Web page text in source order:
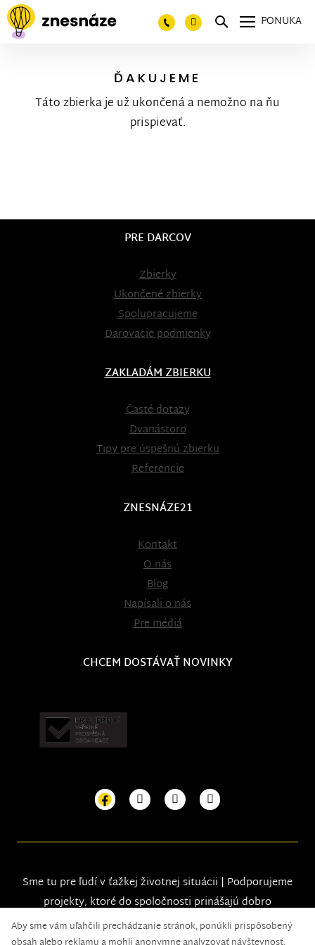
PONUKA
ĎAKUJEME
Táto zbierka je už ukončená a nemožno na ňu
prispievať.
PRE DARCOV
Zbierky
Ukončené zbierky
Spolupracujeme
Darovacie podmienky
ZAKLADÁM ZBIERKU
Časté dotazy
Dvanástoro
Tipy pre úspešnú zbierku
Referencie
ZNESNÁZE21
Kontakt
O nás
Blog
Napísali o nás
Pre médiá
CHCEM DOSTÁVAŤ NOVINKY
Sme tu pre ľudí v ťažkej životnej situácii | Podporujeme
projekty, ktoré do spoločnosti prinášajú dobro
Aby sme vám uľahčili prechádzanie stránok, ponúkli prispôsobený